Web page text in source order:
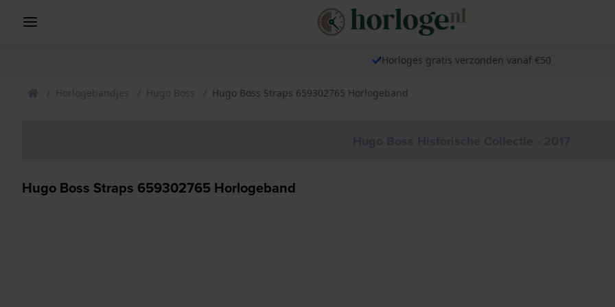
Horloges gratis verzonden vanaf €50
Horlogebandjes Hugo Boss Hugo Boss Straps 659302765 Horlogeband
Hugo Boss Straps 659302765 Horlogeband